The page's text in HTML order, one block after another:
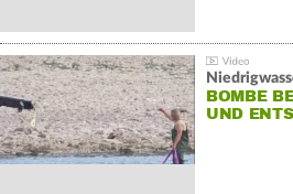
BOMBE
UND